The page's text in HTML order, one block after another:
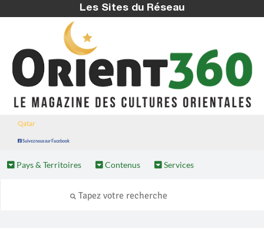
Les Sites du Réseau
Qatar
Suivez nous sur Facebook
Pays & Territoires Contenus Services